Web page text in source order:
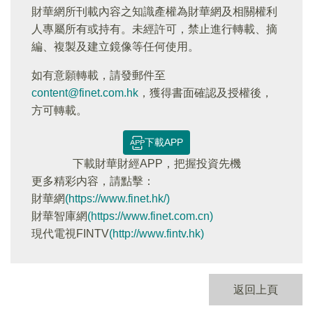
財華網所刊載內容之知識產權為財華網及相關權利
人專屬所有或持有。未經許可，禁止進行轉載、摘
編、複製及建立鏡像等任何使用。
如有意願轉載，請發郵件至
content@finet.com.hk ，獲得書面確認及授權後，
方可轉載。
下載APP
下載財華財經APP，把握投資先機
更多精彩内容，請點擊：
財華網(https://www.finet.hk/)
財華智庫網(https://www.finet.com.cn)
現代電視FINTV(http://www.fintv.hk)
返回上頁